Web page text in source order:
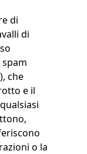
di
di
che
e il
o la